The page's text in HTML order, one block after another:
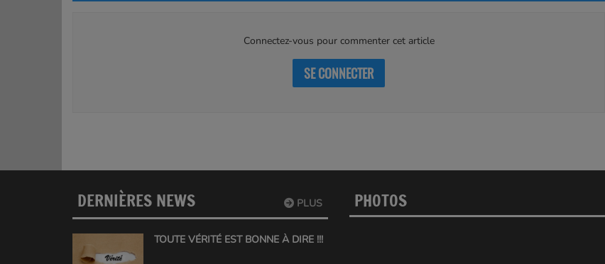
Connectez-vous pour commenter cet article
SE CONNECTER
PLUS
DERNIÈRES NEWS
TOUTE VÉRITÉ EST BONNE À DIRE !!!
PHOTOS